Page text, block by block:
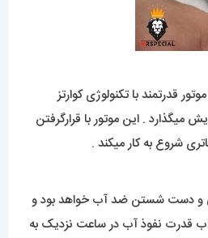
قدرتمند با تکنولوژی کوارتز
میگذارد . این موتور با قرارگرفتن
شروع به کار میکند .
و دست شستن ضد آب خواهد بود و
قدرت نفوذ آب در ساعت نزدیک به